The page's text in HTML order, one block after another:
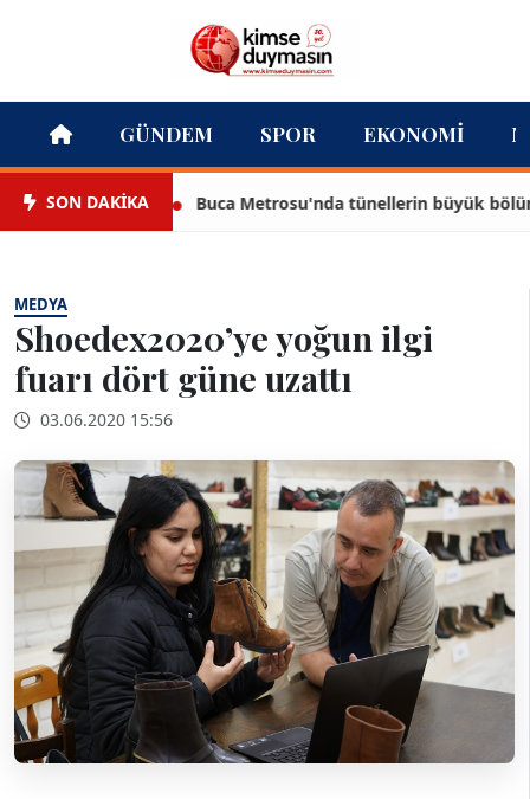
GÜNDEM SPOR EKONOMI
SON DAKİKA Buca Metrosu'nda tünellerin büyük bölümü
MEDYA
Shoedex2020’ye yoğun ilgi
fuarı dört güne uzattı
03.06.2020 15:56